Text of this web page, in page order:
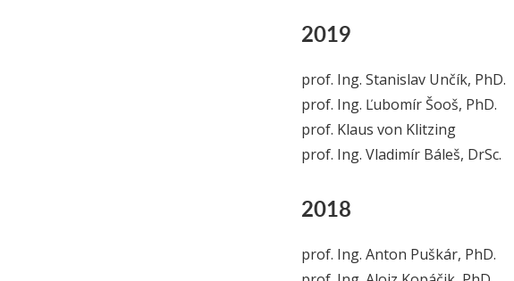
2019
prof. Ing. Stanislav Unčík, PhD.
prof. Ing. Ľubomír Šooš, PhD.
prof. Klaus von Klitzing
prof. Ing. Vladimír Báleš, DrSc.
2018
prof. Ing. Anton Puškár, PhD.